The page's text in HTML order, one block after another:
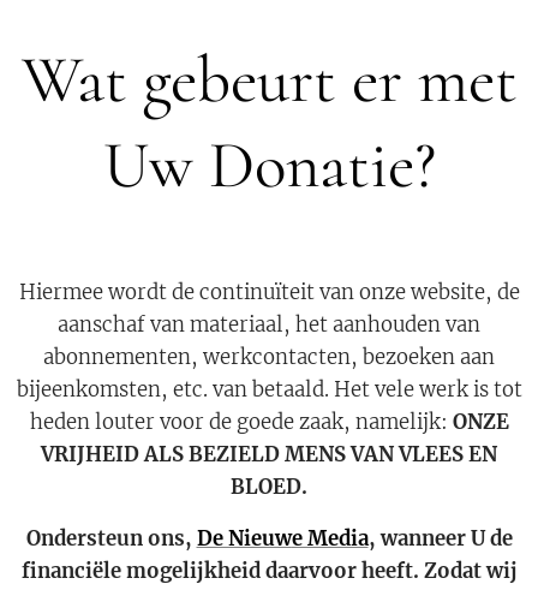
Wat gebeurt er met
Uw Donatie?
Hiermee wordt de continuïteit van onze website, de
aanschaf van materiaal, het aanhouden van
abonnementen, werkcontacten, bezoeken aan
bijeenkomsten, etc. van betaald. Het vele werk is tot
heden louter voor de goede zaak, namelijk: ONZE
VRIJHEID ALS BEZIELD MENS VAN VLEES EN
BLOED.
Ondersteun ons, De Nieuwe Media, wanneer U de
financiële mogelijkheid daarvoor heeft. Zodat wij